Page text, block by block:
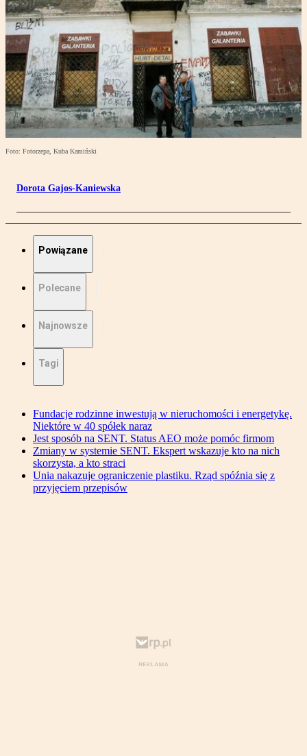
Foto: Fotorzepa, Kuba Kamiński
Dorota Gajos-Kaniewska
Powiązane
Polecane
Najnowsze
Tagi
Fundacje rodzinne inwestują w nieruchomości i energetykę.
Niektóre w 40 spółek naraz
Jest sposób na SENT. Status AEO może pomóc firmom
Zmiany w systemie SENT. Ekspert wskazuje kto na nich
skorzysta, a kto straci
Unia nakazuje ograniczenie plastiku. Rząd spóźnia się z
przyjęciem przepisów